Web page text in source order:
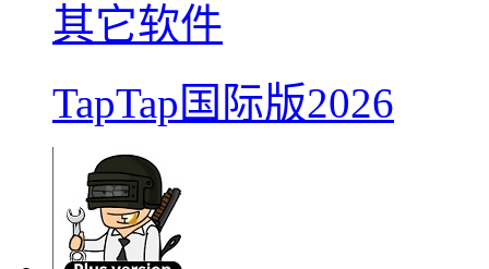
其它软件
TapTap国际版2026